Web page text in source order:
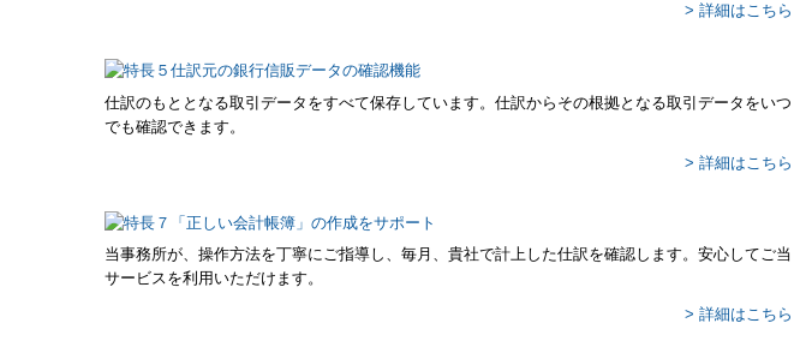
> 詳細はこちら
仕訳のもととなる取引データをすべて保存しています。仕訳からその根拠となる取引データをいつ
でも確認できます。
> 詳細はこちら
当事務所が、操作方法を丁寧にご指導し、毎月、貴社で計上した仕訳を確認します。安心してご当
サービスを利用いただけます。
> 詳細はこちら